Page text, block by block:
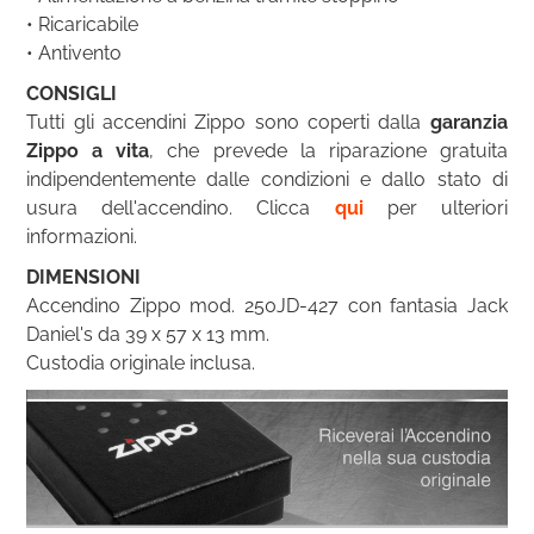
• Ricaricabile
• Antivento
CONSIGLI
Tutti gli accendini Zippo sono coperti dalla garanzia
Zippo a vita, che prevede la riparazione gratuita
indipendentemente dalle condizioni e dallo stato di
usura dell'accendino. Clicca qui
per ulteriori
informazioni.
DIMENSIONI
Accendino Zippo mod. 250JD-427 con fantasia Jack
Daniel's da 39 x 57 x 13 mm.
Custodia originale inclusa.